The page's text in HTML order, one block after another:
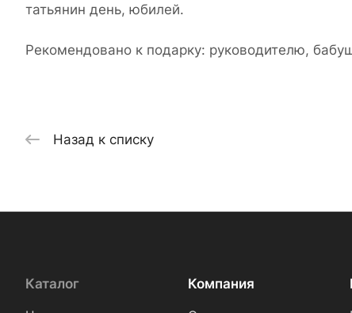
татьянин день, юбилей.
Рекомендовано к подарку: руководителю,
Назад к списку
Каталог Компания